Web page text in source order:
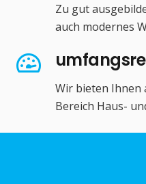
Zu gut
auch modernes
Wir bieten Ihnen
Bereich Haus-